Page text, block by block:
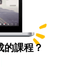
的課程？